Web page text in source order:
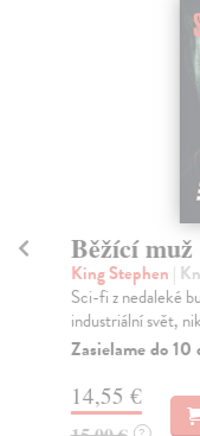
Běžící muž
King Stephen |
Sci-fi z nedaleké
industriální svět,
Zasielame do 10
14,55 €